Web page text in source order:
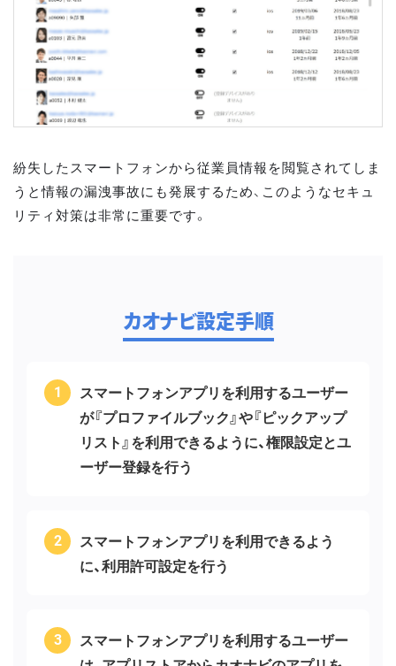
紛失したスマートフォンから従業員情報を閲覧されてしま
うと情報の漏洩事故にも発展するため、このようなセキュ
リティ対策は非常に重要です。
カオナビ設定手順
スマートフォンアプリを利用するユーザー
が『プロファイルブック』や『ピックアップ
リスト』を利用できるように、権限設定とユ
ーザー登録を行う
スマートフォンアプリを利用できるよう
に、利用許可設定を行う
スマートフォンアプリを利用するユーザー